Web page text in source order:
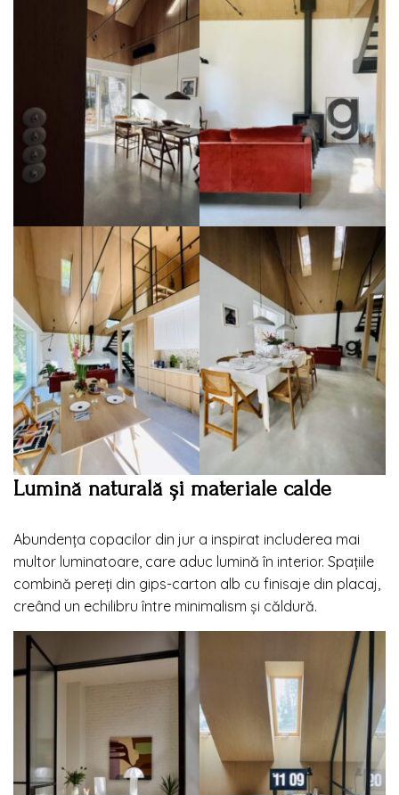
Lumină naturală și materiale calde
Abundența copacilor din jur a inspirat includerea mai
multor luminatoare, care aduc lumină în interior. Spațiile
combină pereți din gips-carton alb cu finisaje din placaj,
creând un echilibru între minimalism și căldură.